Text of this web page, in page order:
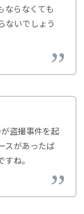
ならなくても
ないでしょう
盗撮事件を起
スがあったば
ね。